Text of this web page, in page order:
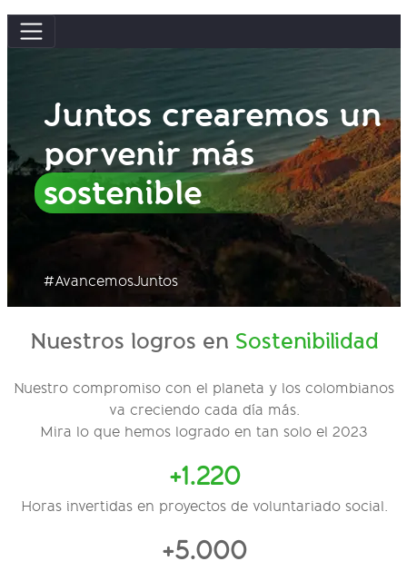
Juntos crearemos un
porvenir más
sostenible
#AvancemosJuntos
Nuestros logros en Sostenibilidad
Nuestro compromiso con el planeta y los colombianos
va creciendo cada día más.
Mira lo que hemos logrado en tan solo el 2023
+1.220
Horas invertidas en proyectos de voluntariado social.
+5.000